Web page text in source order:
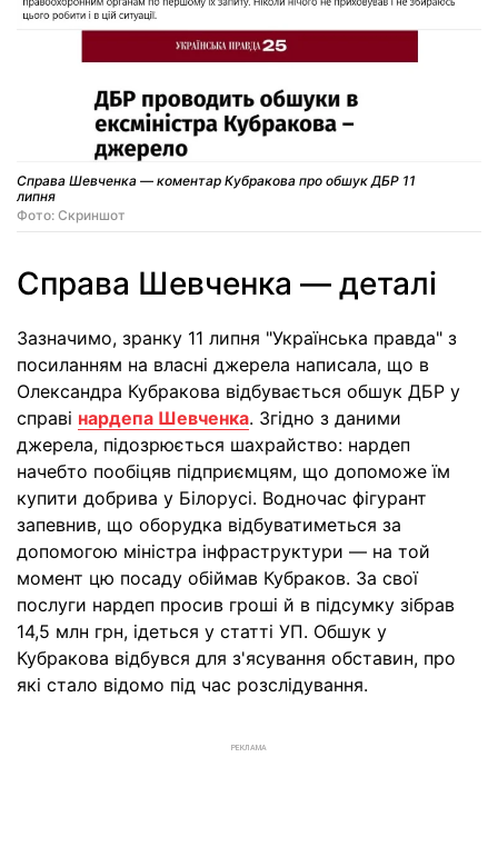
Справа Шевченка — коментар Кубракова про обшук ДБР 11
липня
Фото: Скриншот
Справа Шевченка — деталі
Зазначимо, зранку 11 липня "Українська правда" з
посиланням на власні джерела написала, що в
Олександра Кубракова відбувається обшук ДБР у
справі нардепа Шевченка. Згідно з даними
джерела, підозрюється шахрайство: нардеп
начебто пообіцяв підприємцям, що допоможе їм
купити добрива у Білорусі. Водночас фігурант
запевнив, що оборудка відбуватиметься за
допомогою міністра інфраструктури — на той
момент цю посаду обіймав Кубраков. За свої
послуги нардеп просив гроші й в підсумку зібрав
14,5 млн грн, ідеться у статті УП. Обшук у
Кубракова відбувся для з'ясування обставин, про
які стало відомо під час розслідування.
РЕКЛАМА